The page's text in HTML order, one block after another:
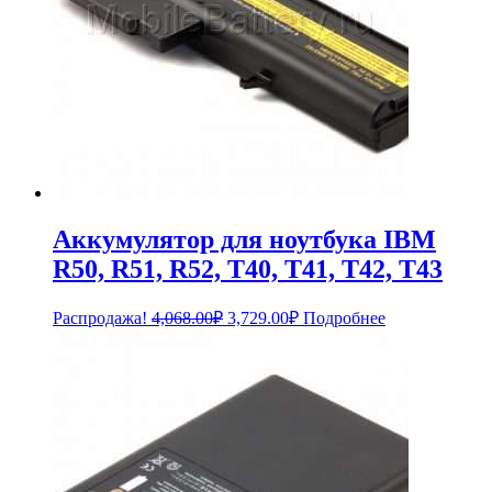
Аккумулятор для ноутбука IBM
R50, R51, R52, T40, T41, T42, T43
Распродажа! 4,068.00₽ Первоначальная
4,068.00₽.
3,729.00₽Текущая
Подробнее